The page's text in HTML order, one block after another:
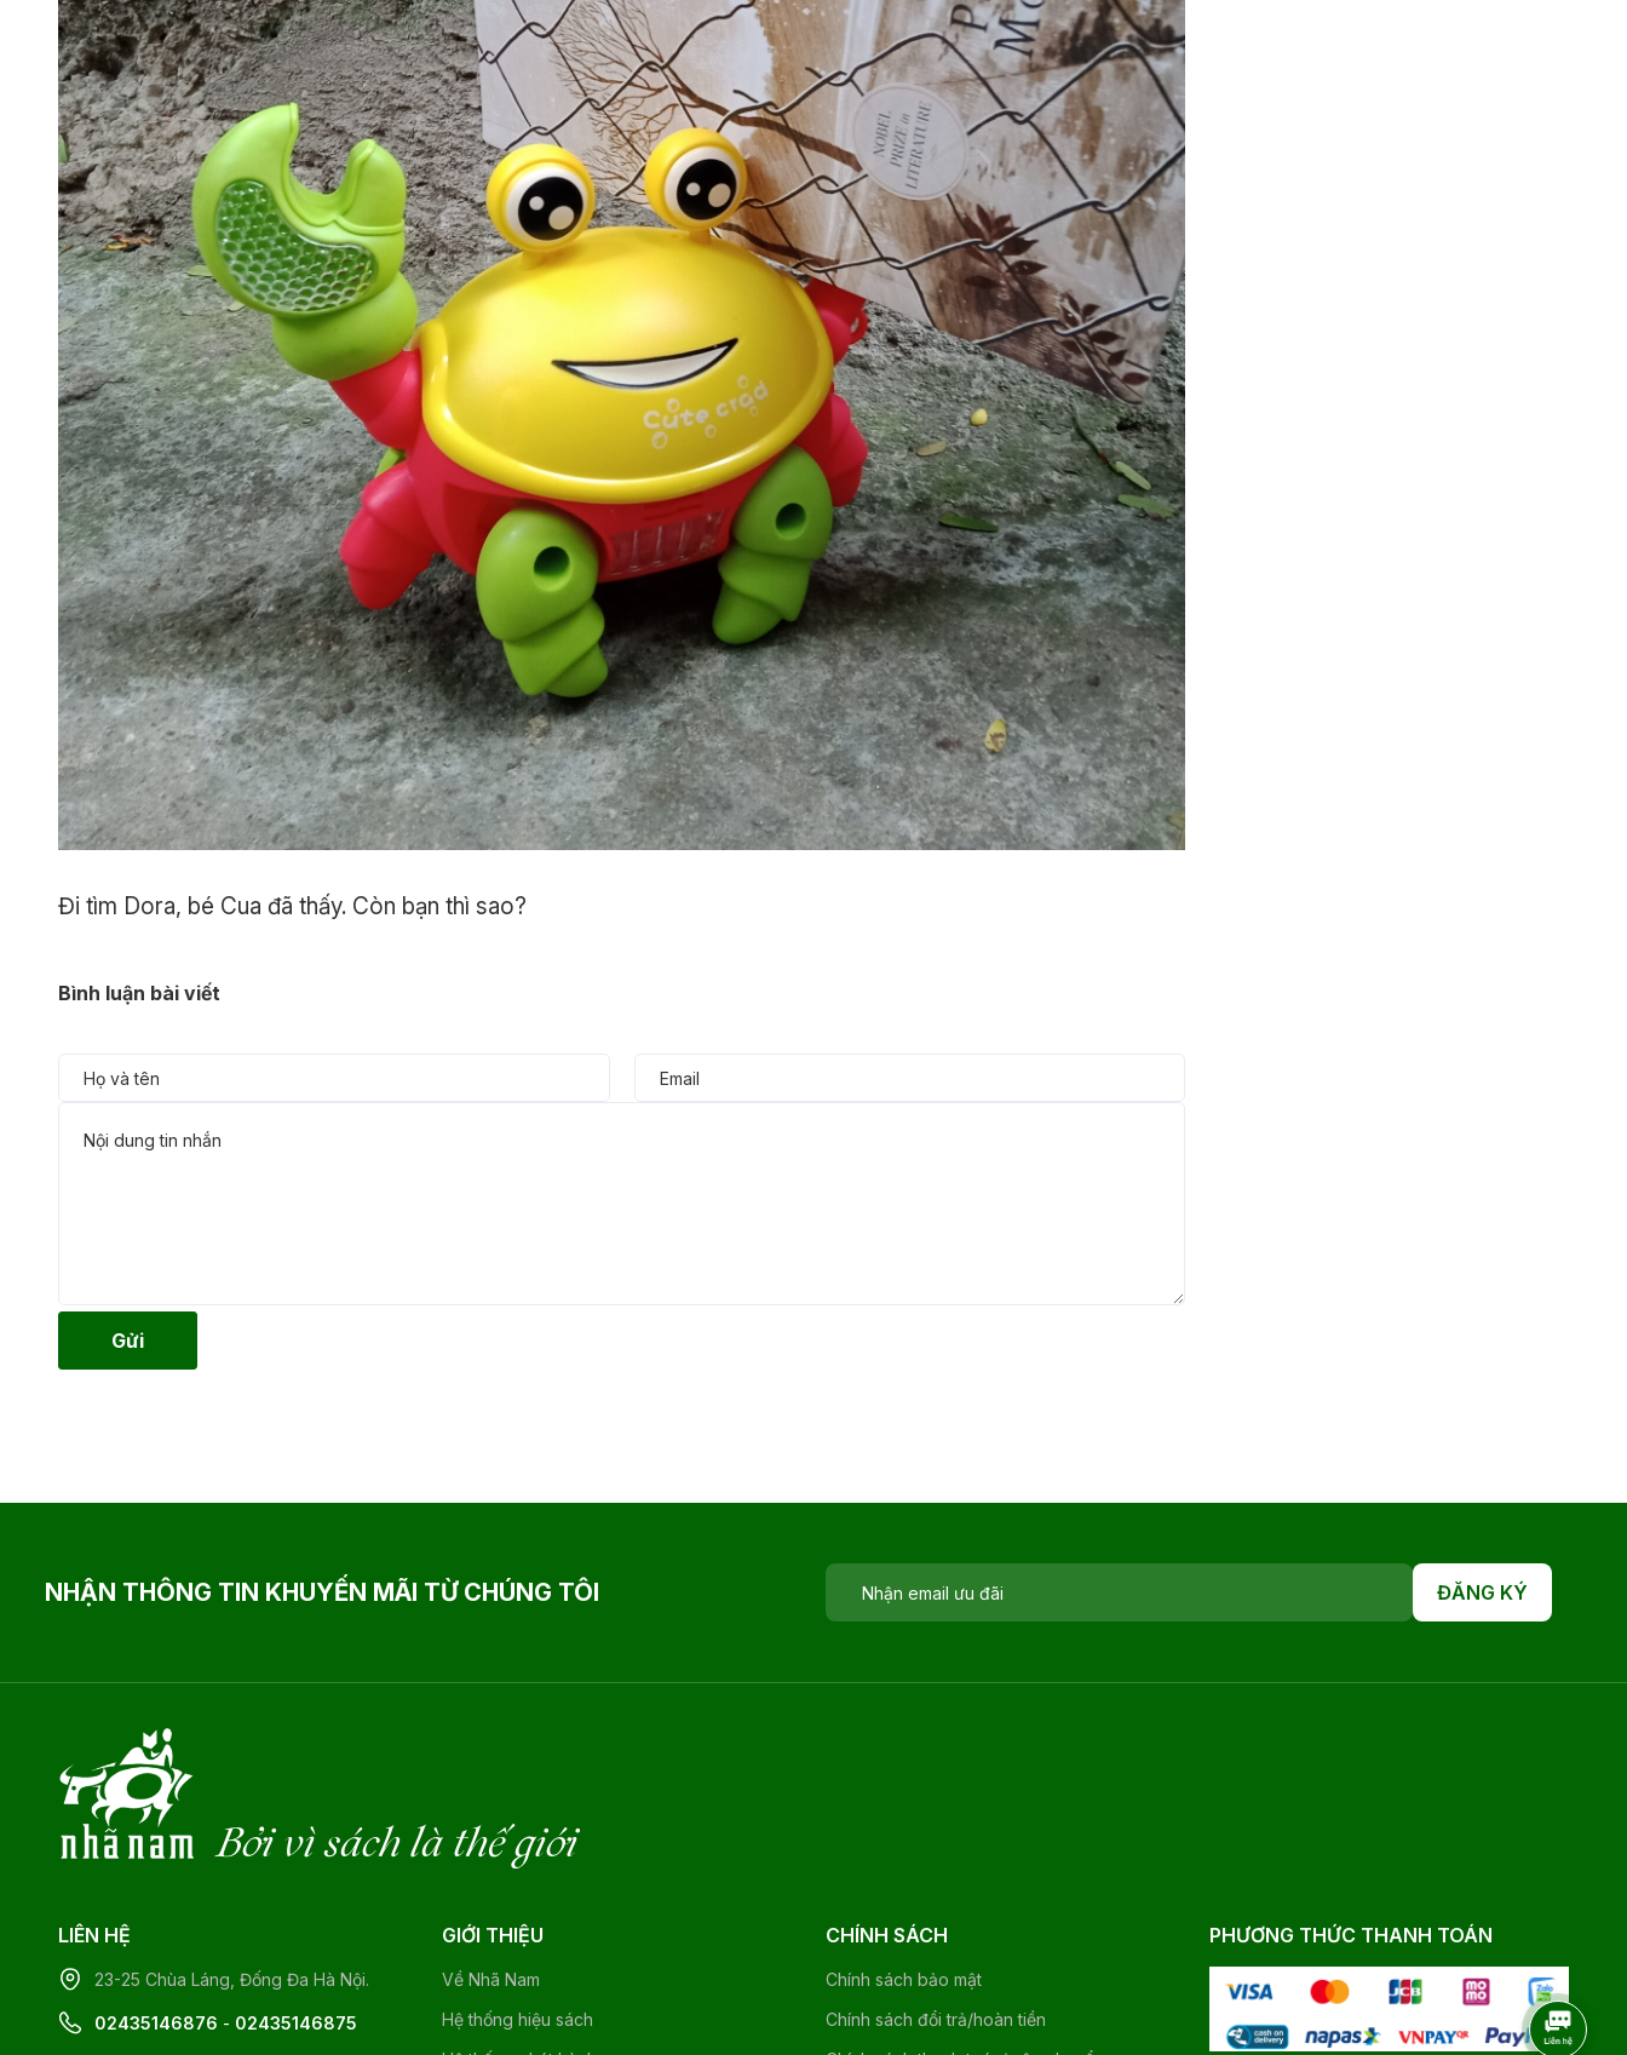
Đi tìm Dora, bé Cua đã thấy. Còn bạn thì sao?
Bình luận bài viết
Gửi
NHẬN THÔNG TIN KHUYẾN MÃI TỪ CHÚNG TÔI ĐĂNG KÝ
Bởi vì sách là thế giới
LIÊN HỆ
23-25 Chùa Láng, Đống Đa Hà Nội.
02435146876 - 02435146875
GIỚI THIỆU
Về Nhã Nam
Hệ thống hiệu sách
CHÍNH SÁCH
Chính sách bảo mật
Chính sách đổi trả/hoàn tiền
PHƯƠNG THỨC THANH TOÁN